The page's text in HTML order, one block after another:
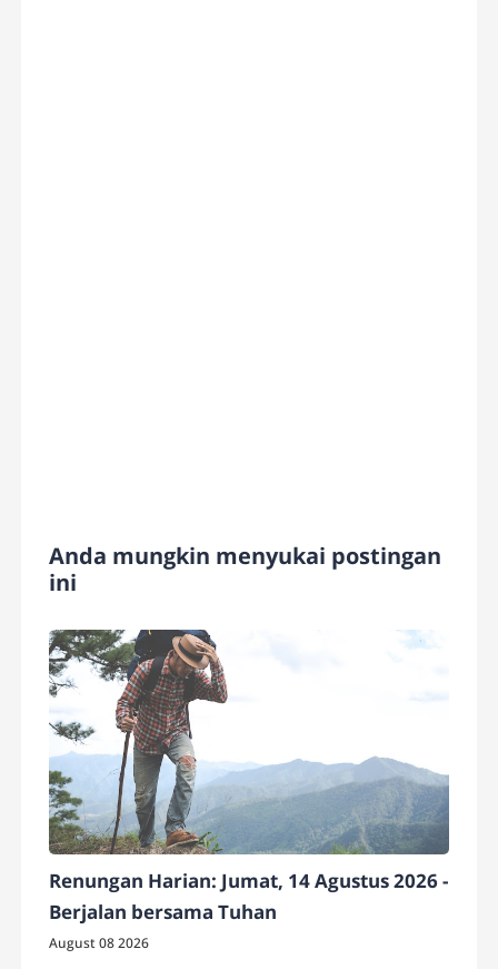
Anda mungkin menyukai postingan
ini
Renungan Harian: Jumat, 14 Agustus 2026 -
Berjalan bersama Tuhan
August 08 2026